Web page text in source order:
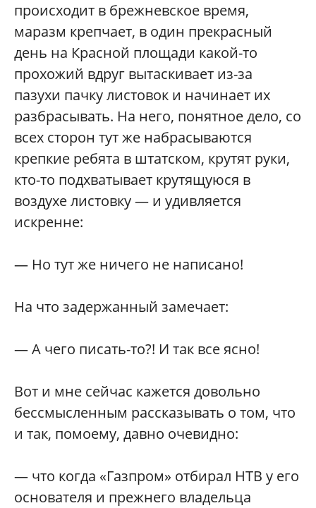
происходит в брежневское время,
маразм крепчает, в один прекрасный
день на Красной площади какой-то
прохожий вдруг вытаскивает из-за
пазухи пачку листовок и начинает их
разбрасывать. На него, понятное дело, со
всех сторон тут же набрасываются
крепкие ребята в штатском, крутят руки,
кто-то подхватывает крутящуюся в
воздухе листовку — и удивляется
искренне:
— Но тут же ничего не написано!
На что задержанный замечает:
— А чего писать-то?! И так все ясно!
Вот и мне сейчас кажется довольно
бессмысленным рассказывать о том, что
и так, помоему, давно очевидно:
— что когда «Газпром» отбирал НТВ у его
основателя и прежнего владельца